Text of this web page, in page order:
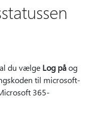
du vælge Log påog
til microsoft-
365-